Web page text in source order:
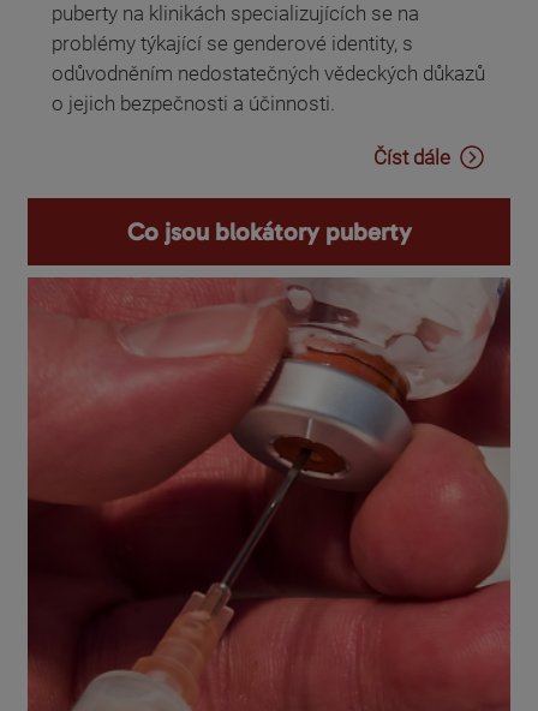
puberty na klinikách specializujících se na
problémy týkající se genderové identity, s
odůvodněním nedostatečných vědeckých důkazů
o jejich bezpečnosti a účinnosti.
Číst dále
Co jsou blokátory puberty